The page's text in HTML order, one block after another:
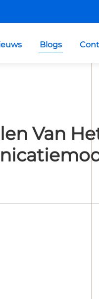
Blogs
Van